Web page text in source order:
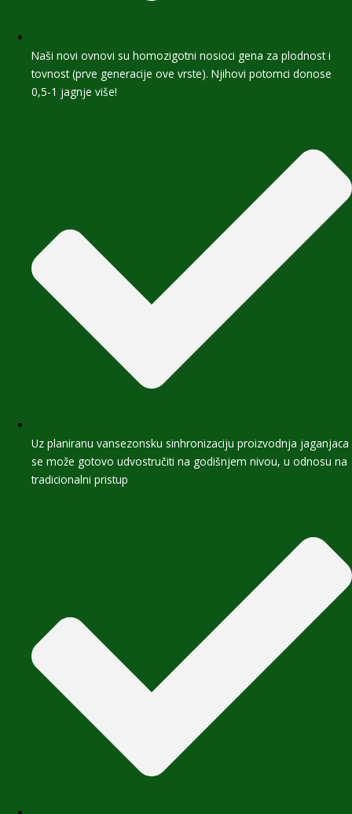
Naši novi ovnovi su homozigotni nosioci gena za plodnost i
tovnost (prve generacije ove vrste). Njihovi potomci donose
0,5-1 jagnje više!
Uz planiranu vansezonsku sinhronizaciju proizvodnja jaganjaca
se može gotovo udvostručiti na godišnjem nivou, u odnosu na
tradicionalni pristup